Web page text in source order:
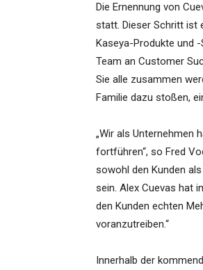
Die Ernennung von
statt. Dieser Schritt ist
Kaseya-Produkte und
Team an Customer
Sie alle zusammen
Familie dazu stoßen,
„Wir als Unternehmen
fortführen“, so Fred
sowohl den Kunden
sein. Alex Cuevas hat
den Kunden echten
voranzutreiben.“
Innerhalb der